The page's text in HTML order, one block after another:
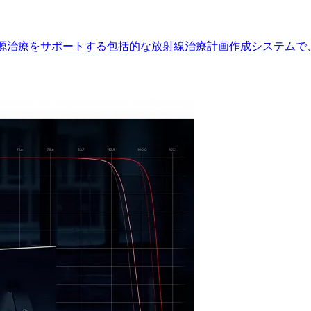
治療をサポートする包括的な放射線治療計画作成システム